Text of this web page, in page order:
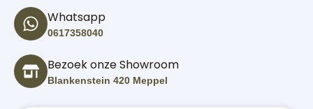
Whatsapp
0617358040
Bezoek onze Showroom
Blankenstein 420 Meppel